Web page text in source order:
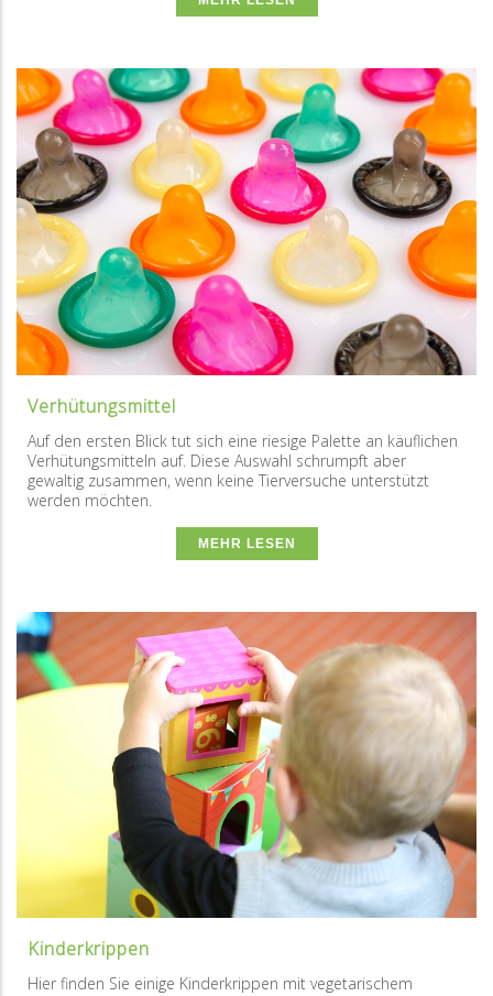
Verhütungsmittel
Auf den ersten Blick tut sich eine riesige Palette an käuflichen
Verhütungsmitteln auf. Diese Auswahl schrumpft aber
gewaltig zusammen, wenn keine Tierversuche unterstützt
werden möchten.
MEHR LESEN
Kinderkrippen
Hier finden Sie einige Kinderkrippen mit vegetarischem